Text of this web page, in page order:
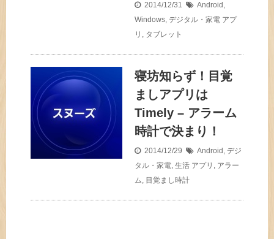
2014/12/31 Android ,
Windows, デジタル・家電 アプ
リ , タブレット
寝坊知らず！目覚
ましアプリは
Timely – アラーム
時計で決まり！
2014/12/29 Android , デジ
タル・家電, 生活 アプリ , アラー
ム, 目覚まし時計